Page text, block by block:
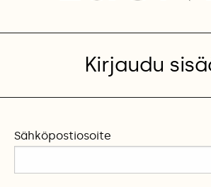
Kirjaudu
Sähköpostiosoite